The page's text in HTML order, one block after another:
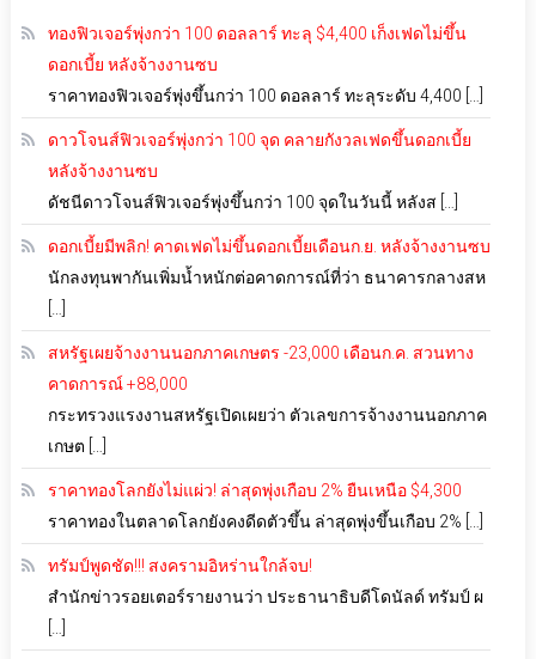
ทองฟิวเจอร์พุ่งกว่า 100 ดอลลาร์ ทะลุ $4,400 เก็งเฟดไม่ขึ้น
ดอกเบี้ย หลังจ้างงานซบ
ราคาทองฟิวเจอร์พุ่งขึ้นกว่า 100 ดอลลาร์ ทะลุระดับ 4,400 […]
ดาวโจนส์ฟิวเจอร์พุ่งกว่า 100 จุด คลายกังวลเฟดขึ้นดอกเบี้ย
หลังจ้างงานซบ
ดัชนีดาวโจนส์ฟิวเจอร์พุ่งขึ้นกว่า 100 จุดในวันนี้ หลังส […]
ดอกเบี้ยมีพลิก! คาดเฟดไม่ขึ้นดอกเบี้ยเดือนก.ย. หลังจ้างงานซบ
นักลงทุนพากันเพิ่มน้ำหนักต่อคาดการณ์ที่ว่า ธนาคารกลางสห
สหรัฐเผยจ้างงานนอกภาคเกษตร -23,000 เดือนก.ค. สวนทาง
คาดการณ์ +88,000
กระทรวงแรงงานสหรัฐเปิดเผยว่า ตัวเลขการจ้างงานนอกภาค
เกษต […]
ราคาทองโลกยังไม่แผ่ว! ล่าสุดพุ่งเกือบ 2% ยืนเหนือ $4,300
ราคาทองในตลาดโลกยังคงดีดตัวขึ้น ล่าสุดพุ่งขึ้นเกือบ 2% […]
ทรัมป์พูดชัด!!! สงครามอิหร่านใกล้จบ!
สำนักข่าวรอยเตอร์รายงานว่า ประธานาธิบดีโดนัลด์ ทรัมป์ ผ